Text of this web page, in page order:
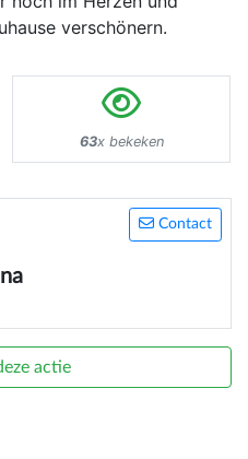
verschönern.
63x bekeken
Contact
actie